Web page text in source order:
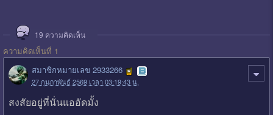
19 ความคิดเห็น
ความคิดเห็นที่ 1
สมาชิกหมายเลข 2933266
27 กุมภาพันธ์ 2569 เวลา 03:19:43 น.
สงสัยอยู่ที่นั่นแออัดมั้ง